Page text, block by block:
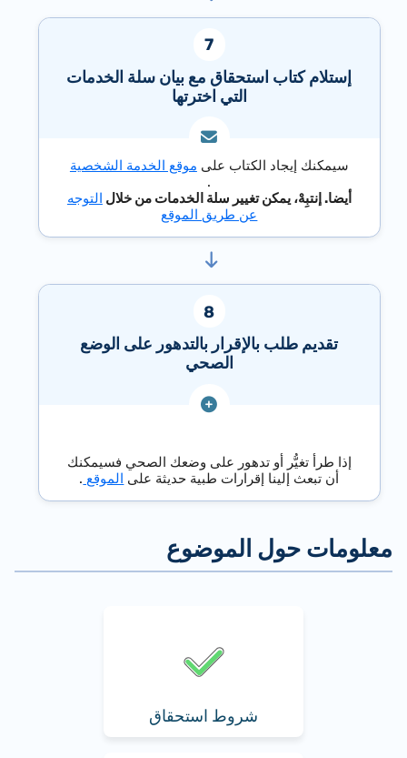
إستلام كتاب استحقاق مع بيان سلة الخدمات
التي اخترتها
سيمكنك إيجاد الكتاب علىموقع الخدمة الشخصية
أيضا. إنتبِهْ، يمكن تغيير سلة الخدمات من خلالالتوجه
عن طريق الموقع
تقديم طلب بالإقرار بالتدهور على الوضع
الصحي
إذا طرأ تغيُّر أو تدهور على وضعك الصحي فسيمكنك
أن تبعث إلينا إقرارات طبية حديثة علىالموقع.
شروط استحقاق